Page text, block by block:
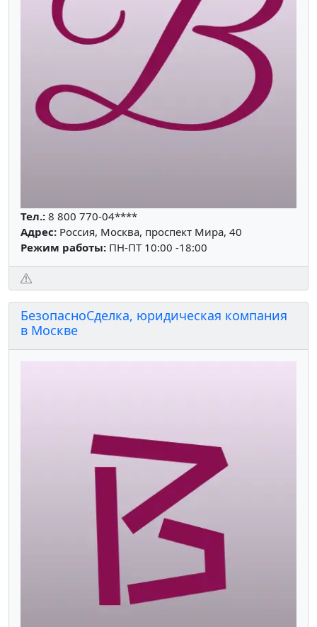
Тел.: 8 800 770-04****
Адрес: Россия, Москва, проспект Мира, 40
Режим работы: ПН-ПТ 10:00 -18:00
БезопасноСделка, юридическая компания
в Москве